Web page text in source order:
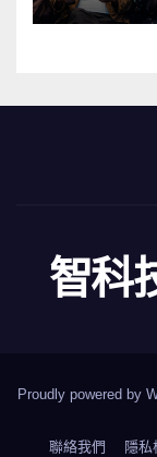
智科
Proudly powered by
聯絡我們 隱私